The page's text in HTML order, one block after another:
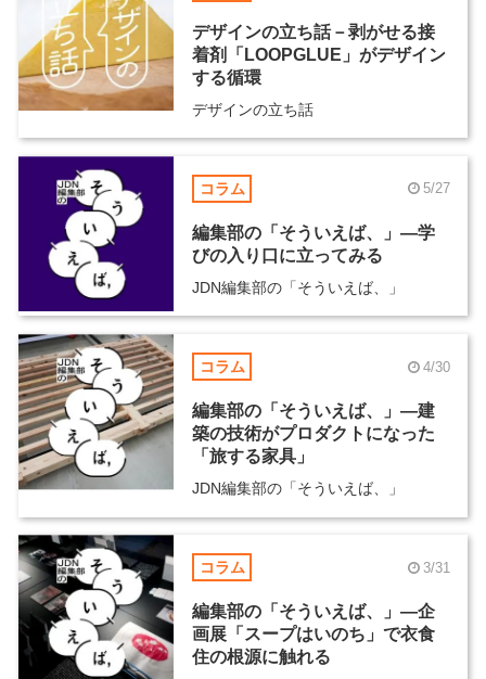
デザインの立ち話－剥がせる接
着剤「LOOPGLUE」がデザイン
する循環
デザインの立ち話
コラム 5/27
編集部の「そういえば、」―学
びの入り口に立ってみる
JDN編集部の「そういえば、」
コラム 4/30
編集部の「そういえば、」―建
築の技術がプロダクトになった
「旅する家具」
JDN編集部の「そういえば、」
コラム 3/31
編集部の「そういえば、」―企
画展「スープはいのち」で衣食
住の根源に触れる